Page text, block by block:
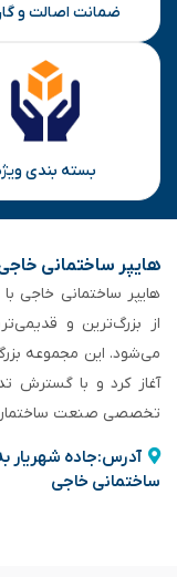
ضمانت اصالت و
بسته بندی
هایپر ساختمانی
از بزرگ‌ترین و
می‌شود. این مجموعه
آغاز کرد و با گسترش
تخصصی صنعت ساختمان
آدرس:جاده شهریار
ساختمانی خاجی